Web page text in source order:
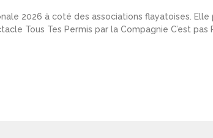
2026 à coté des associations flayatoises.
Tous Tes Permis par la Compagnie C’est pas